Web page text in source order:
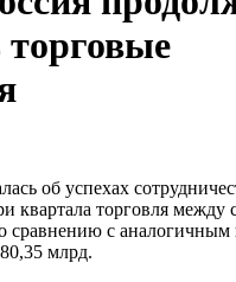
торговые
об успехах
квартала торговля между
сравнению с
млрд.